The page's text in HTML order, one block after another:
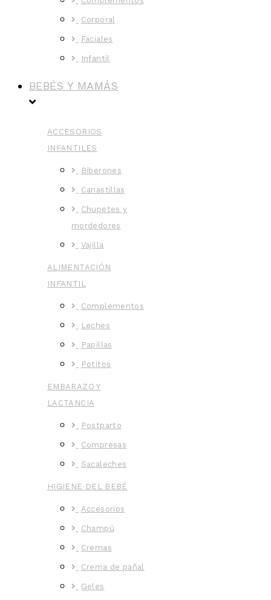
Corporal
Faciales
Infantil
BEBÉS Y MAMÁS
ACCESORIOS
INFANTILES
Biberones
Canastillas
Chupetes y
mordedores
Vajilla
ALIMENTACIÓN
INFANTIL
Complementos
Leches
Papillas
Potitos
EMBARAZO Y
LACTANCIA
Postparto
Compresas
Sacaleches
HIGIENE DEL BEBÉ
Accesorios
Champú
Cremas
Crema de pañal
Geles